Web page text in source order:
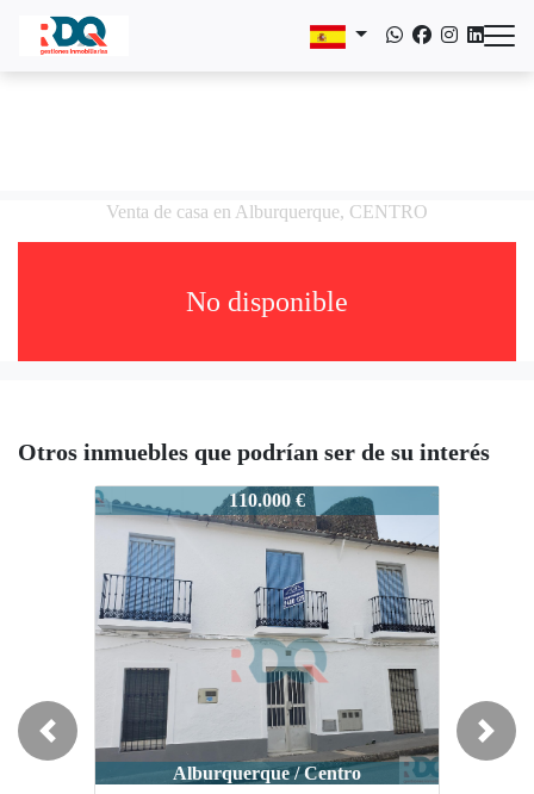
Venta de casa en Alburquerque, CENTRO
No disponible
Otros inmuebles que podrían ser de su interés
RDQ-1901-ARDQ
110.000 €
Alburquerque / Centro
Previous Next